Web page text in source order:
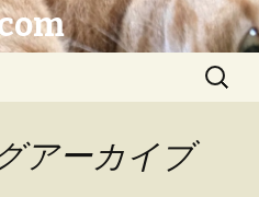
検
アーカイブ